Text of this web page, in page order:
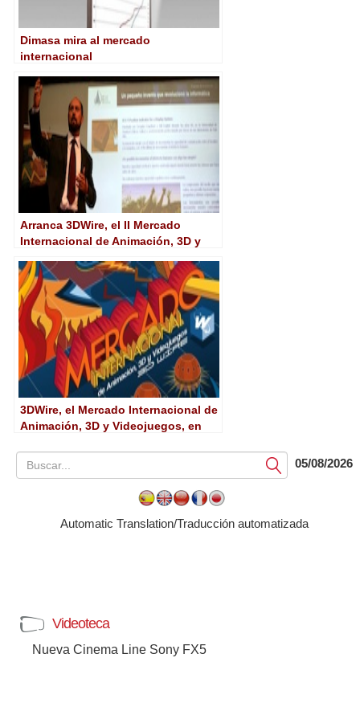
Dimasa mira al mercado
internacional
Arranca 3DWire, el II Mercado
Internacional de Animación, 3D y
3DWire, el Mercado Internacional de
Animación, 3D y Videojuegos, en
Submit05/08/2026
Automatic Translation/Traducción automatizada
Videoteca
Nueva Cinema Line Sony FX5